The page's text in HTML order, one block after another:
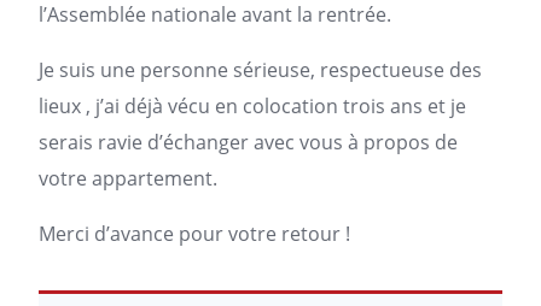
l’Assemblée nationale avant la rentrée.
Je suis une personne sérieuse, respectueuse des
lieux , j’ai déjà vécu en colocation trois ans et je
serais ravie d’échanger avec vous à propos de
votre appartement.
Merci d’avance pour votre retour !